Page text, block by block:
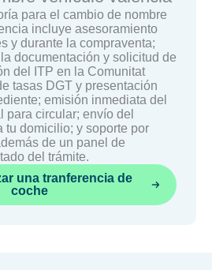
para el cambio de nombre
incluye asesoramiento
y durante la compraventa;
documentación y solicitud de
del ITP en la Comunitat
tasas DGT y presentación
emisión inmediata del
para circular; envío del
tu domicilio; y soporte por
de un panel de
del trámite.
una tranferencia de
coche